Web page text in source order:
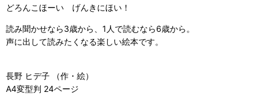
どろんこほーい げんきにほい！
読み聞かせなら3歳から、1人で読むなら6歳から。
声に出して読みたくなる楽しい絵本です。
長野 ヒデ子 （作・絵）
A4変型判 24ページ